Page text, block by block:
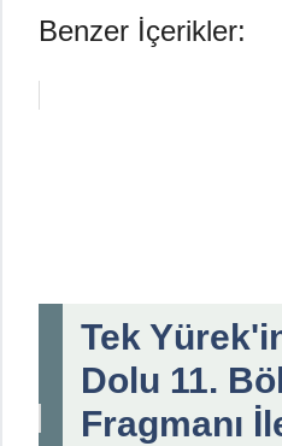
Benzer İçerikler:
Tek
Dolu 11.
Fragmanı